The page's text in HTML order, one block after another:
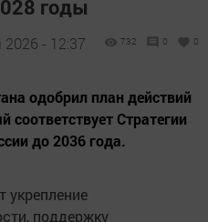
годы
- 12:37 732 0 0
одобрил план действий
Стратегии
до 2036 года.
поддержку